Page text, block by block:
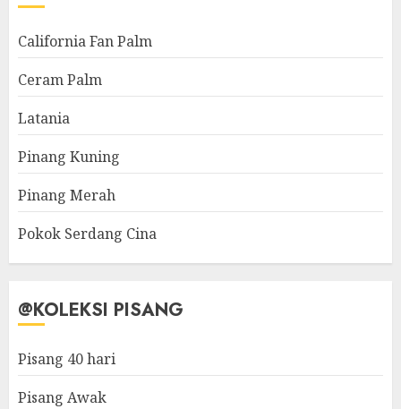
California Fan Palm
Ceram Palm
Latania
Pinang Kuning
Pinang Merah
Pokok Serdang Cina
@KOLEKSI PISANG
Pisang 40 hari
Pisang Awak